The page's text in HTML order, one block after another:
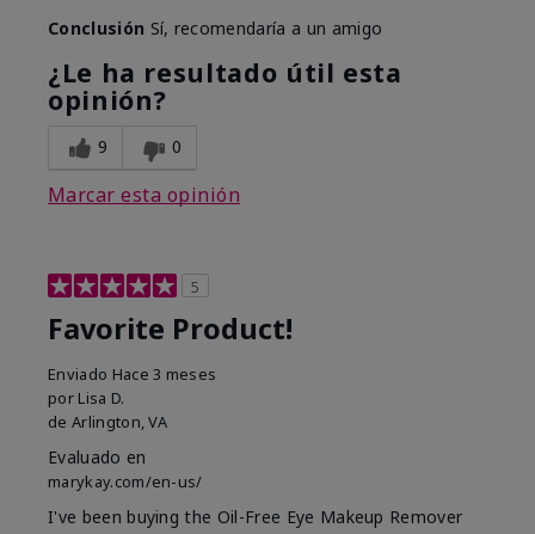
Conclusión Sí, recomendaría a un amigo
¿Le ha resultado útil esta
opinión?
9 0
Marcar esta opinión
5
Favorite Product!
Enviado Hace 3 meses
por Lisa D.
de Arlington, VA
Evaluado en
marykay.com/en-us/
I've been buying the Oil-Free Eye Makeup Remover